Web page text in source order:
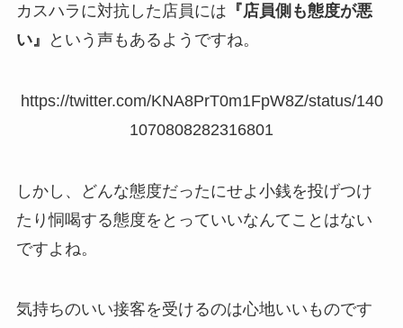
カスハラに対抗した店員には 『店員側も態度が悪
い』
という声もあるようですね。
https://twitter.com/KNA8PrT0m1FpW8Z/status/140
1070808282316801
しかし、どんな態度だったにせよ小銭を投げつけ
たり恫喝する態度をとっていいなんてことはない
ですよね。
気持ちのいい接客を受けるのは心地いいものです